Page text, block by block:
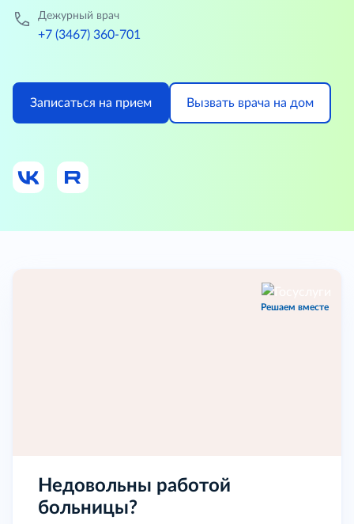
Дежурный врач
+7 (3467) 360-701
Записаться на прием Вызвать врача на дом
Решаем вместе
Недовольны работой
больницы?